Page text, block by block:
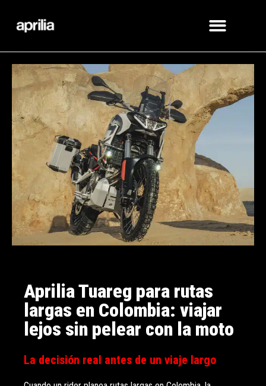
Aprilia Tuareg para rutas
largas en Colombia: viajar
lejos sin pelear con la moto
La decisión real antes de un viaje largo